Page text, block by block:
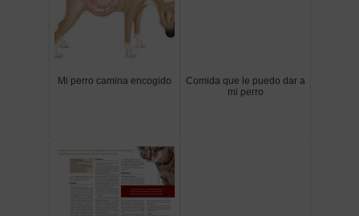
Mi perro camina encogido
Comida que le puedo dar a
mi perro